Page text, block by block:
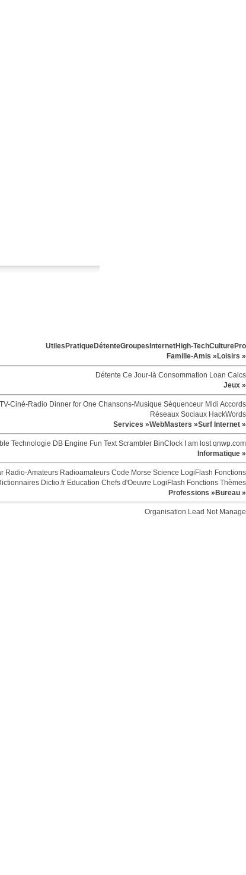
Utiles PratiqueDétenteGroupes InternetHigh-TechCulturePro
Famille-Amis » Loisirs »
Détente Ce Jour-là Consommation Loan Calcs
Jeux »
TV-Ciné-Radio Dinner for One Chansons-Musique Séquenceur Midi Accords
Réseaux Sociaux HackWords
Services »WebMasters »Surf Internet »
Technologie DB Engine Fun Text Scrambler BinClock I am lostqnwp.com
Informatique »
Radio-Amateurs Radioamateurs Code Morse Science LogiFlash Fonctions
Dictio.fr Education Chefs d'Oeuvre LogiFlash Fonctions Thèmes
Professions » Bureau »
Organisation Lead Not Manage